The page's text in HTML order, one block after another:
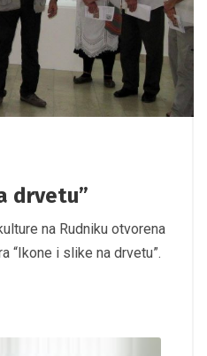
drvetu”
na Rudniku otvorena
“Ikone i slike na drvetu”.